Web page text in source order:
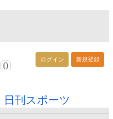
ログイン 新規登録
0
日刊スポーツ